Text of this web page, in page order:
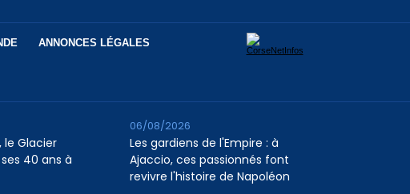
ANNONCES LÉGALES
le Glacier
40 ans à
Les gardiens de l'Empire : à
Ajaccio, ces passionnés font
revivre l'histoire de Napoléon
06/08/2026